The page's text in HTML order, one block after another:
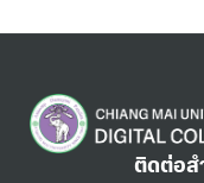
ติดต่อส